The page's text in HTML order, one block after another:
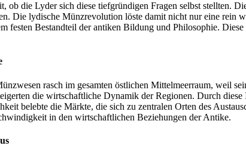
ob die Lyder sich diese tiefgründigen Fragen selbst stellten.
Die lydische Münzrevolution löste damit nicht nur eine rein
festen Bestandteil der antiken Bildung und Philosophie.
rasch im gesamten östlichen Mittelmeerraum, weil
die wirtschaftliche Dynamik der Regionen. Durch
belebte die Märkte, die sich zu zentralen Orten des
in den wirtschaftlichen Beziehungen der Antike.